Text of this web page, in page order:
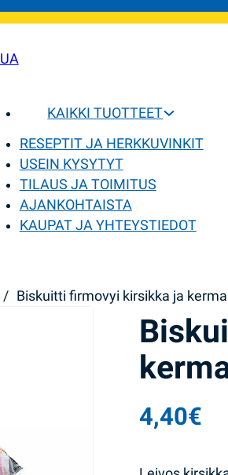
UA
KAIKKI TUOTTEET
RESEPTIT JA HERKKUVINKIT
USEIN KYSYTYT
TILAUS JA TOIMITUS
AJANKOHTAISTA
KAUPAT JA YHTEYSTIEDOT
/ Biskuitti firmovyi kirsikka ja
4,40€